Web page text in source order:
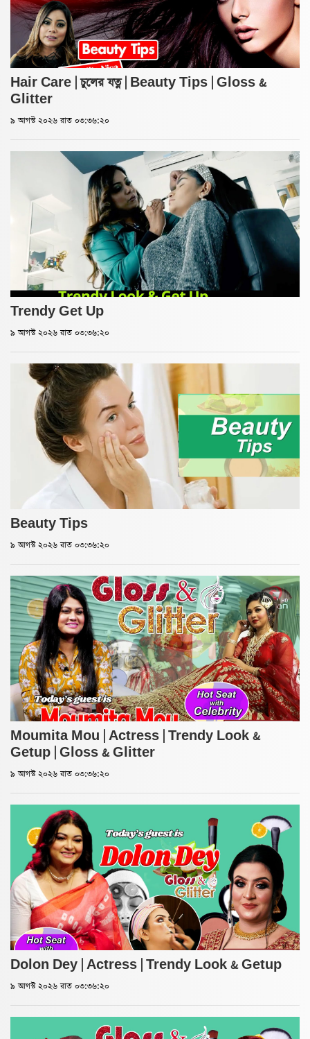
Hair Care | চুলের যত্ন | Beauty Tips | Gloss &
Glitter
৯ আগস্ট ২০২৬ রাত ০৩:৩৬:২০
Trendy Get Up
৯ আগস্ট ২০২৬ রাত ০৩:৩৬:২০
Beauty Tips
৯ আগস্ট ২০২৬ রাত ০৩:৩৬:২০
Moumita Mou | Actress | Trendy Look &
Getup | Gloss & Glitter
৯ আগস্ট ২০২৬ রাত ০৩:৩৬:২০
Dolon Dey | Actress | Trendy Look & Getup
৯ আগস্ট ২০২৬ রাত ০৩:৩৬:২০